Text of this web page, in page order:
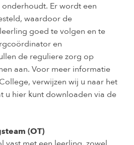
Er wordt een
waardoor de
goed te volgen en te
en
de reguliere zorg op
aan. Voor meer informatie
verwijzen wij u naar het
u hier kunt downloaden via de
(OT)